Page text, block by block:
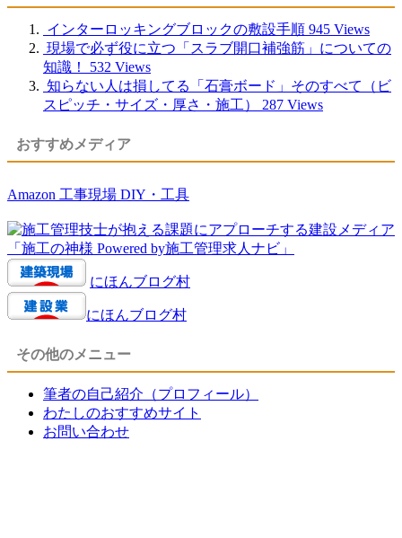
インターロッキングブロックの敷設手順 945 Views
現場で必ず役に立つ「スラブ開口補強筋」についての
知識！
532 Views
知らない人は損してる「石膏ボード」そのすべて（ビ
スピッチ・サイズ・厚さ・施工）
287 Views
おすすめメディア
Amazon 工事現場 DIY・工具
にほんブログ村
にほんブログ村
その他のメニュー
筆者の自己紹介（プロフィール）
わたしのおすすめサイト
お問い合わせ